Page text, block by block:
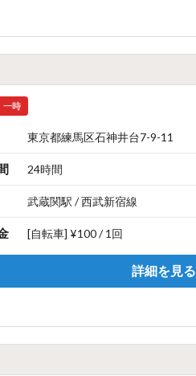
一時
東京都練馬区石神井台7-9-11
24時間
武蔵関駅 / 西武新宿線
[自転車] ¥100 / 1回
詳細を見る